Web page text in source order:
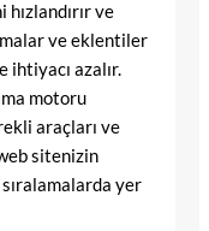
ve
ve eklentiler
ihtiyacı azalır.
motoru
araçları ve
sitenizin
yer